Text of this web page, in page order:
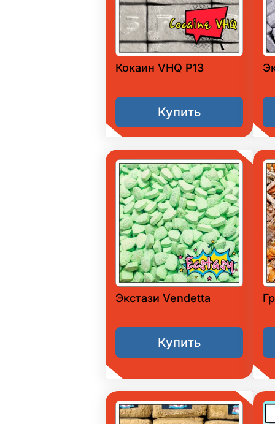
Кокаин VHQ P13
Купить
Экстази Vendetta
Купить